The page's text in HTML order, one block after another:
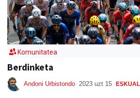
Komunitatea
Berdinketa
Andoni Urbistondo 2023 uzt 15